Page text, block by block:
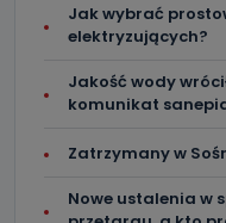
Jak wybrać
elektryzujących?
Jakość wody
komunikat
Zatrzymany w
Nowe ustalenia w